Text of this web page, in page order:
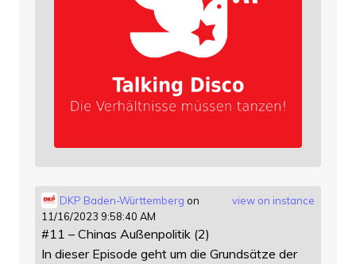
view on instance
DKP Baden-Württemberg on
11/16/2023 9:58:40 AM
#11 – Chinas Außenpolitik (2)
In dieser Episode geht um die Grundsätze der